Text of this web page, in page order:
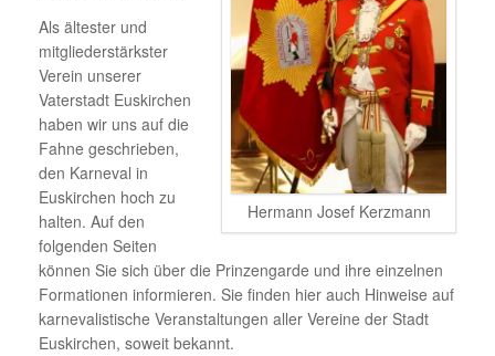
Hermann Josef Kerzmann
Als ältester und
mitgliederstärkster
Verein unserer
Vaterstadt Euskirchen
haben wir uns auf die
Fahne geschrieben,
den Karneval in
Euskirchen hoch zu
halten. Auf den
folgenden Seiten
können Sie sich über die Prinzengarde und ihre einzelnen
Formationen informieren. Sie finden hier auch Hinweise auf
karnevalistische Veranstaltungen aller Vereine der Stadt
Euskirchen, soweit bekannt.